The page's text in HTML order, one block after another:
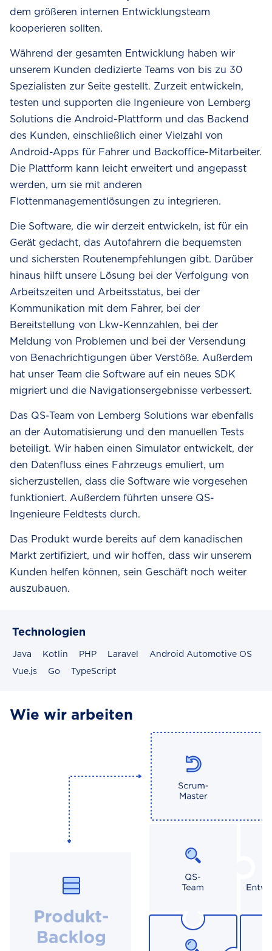
Your privacy is our core value
As well as continuous improvement of your experience
with our website. To ensure you're getting the most
relevant content and the best website performance, we
gather and analyze cookies.
By clicking 'Accept cookies,' you accept our Privacy
Policy and consent to the use of cookies on our website.
To learn more about which cookies we use and why,
please check out our
Cookie Policy
Allow all
dem größeren internen Entwicklungsteam
kooperieren sollten.
Während der gesamten Entwicklung haben wir
unserem Kunden dedizierte Teams von bis zu 30
Spezialisten zur Seite gestellt. Zurzeit entwickeln,
testen und supporten die Ingenieure von Lemberg
Solutions die Android-Plattform und das Backend
des Kunden, einschließlich einer Vielzahl von
Android-Apps für Fahrer und Backoffice-Mitarbeiter.
Die Plattform kann leicht erweitert und angepasst
werden, um sie mit anderen
Flottenmanagementlösungen zu integrieren.
Die Software, die wir derzeit entwickeln, ist für ein
Gerät gedacht, das Autofahrern die bequemsten
und sichersten Routenempfehlungen gibt. Darüber
hinaus hilft unsere Lösung bei der Verfolgung von
Arbeitszeiten und Arbeitsstatus, bei der
Kommunikation mit dem Fahrer, bei der
Bereitstellung von Lkw-Kennzahlen, bei der
Meldung von Problemen und bei der Versendung
von Benachrichtigungen über Verstöße. Außerdem
hat unser Team die Software auf ein neues SDK
migriert und die Navigationsergebnisse verbessert.
Das QS-Team von Lemberg Solutions war ebenfalls
an der Automatisierung und den manuellen Tests
beteiligt. Wir haben einen Simulator entwickelt, der
den Datenfluss eines Fahrzeugs emuliert, um
sicherzustellen, dass die Software wie vorgesehen
funktioniert. Außerdem führten unsere QS-
Ingenieure Feldtests durch.
Das Produkt wurde bereits auf dem kanadischen
Markt zertifiziert, und wir hoffen, dass wir unserem
Kunden helfen können, sein Geschäft noch weiter
auszubauen.
Technologien
Java Kotlin PHP Laravel
Android Automotive OS
Vue.js
Go TypeScript
Wie wir arbeiten